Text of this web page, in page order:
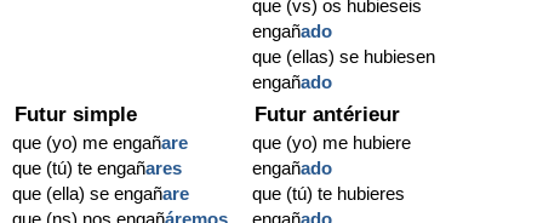
que (vs) os hubieseis
engañado
que (ellas) se hubiesen
engañado
Futur simple
que (yo) me engañare
que (tú) te engañares
que (ella) se engañare
que (ns) nos engañáremos
Futur antérieur
que (yo) me hubiere
engañado
que (tú) te hubieres
engañado